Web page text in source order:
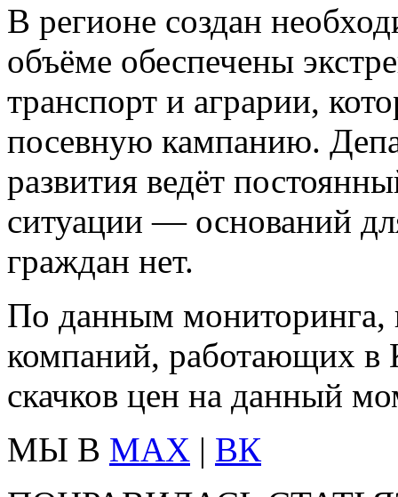
В регионе создан
объёме обеспечены
транспорт и аграрии,
посевную кампанию.
развития ведёт
ситуации — оснований
граждан нет.
По данным
компаний, работающих в
скачков цен на данный
МЫ В MAX | ВК